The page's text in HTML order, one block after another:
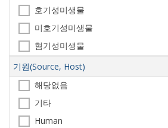
생물배양체
식품
축산품
의약품
호기성미생물
미호기성미생물
혐기성미생물
Aspergillus
Bacillus
Brucella
Campylobacter
기원(Source, Host)
해당없음
기타
Human